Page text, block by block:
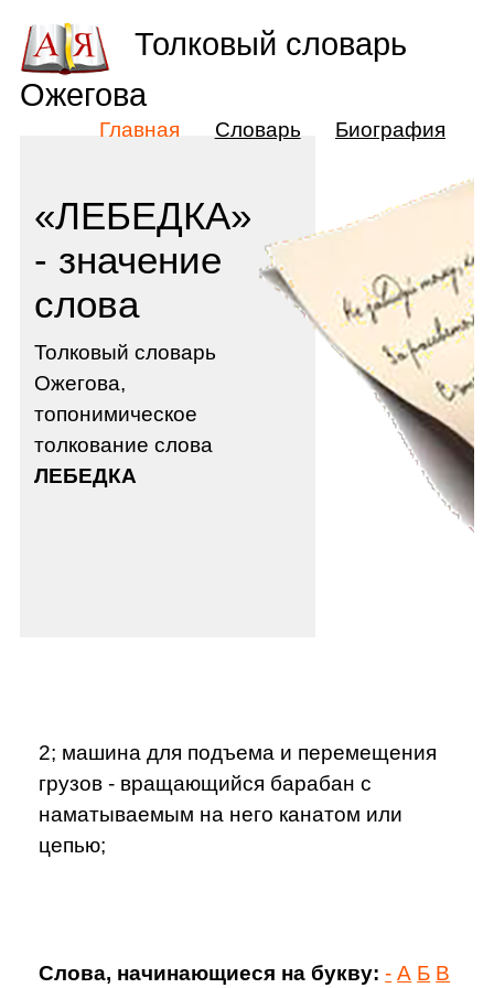
«ЛЕБЕДКА»
- значение
слова
Толковый словарь
Ожегова,
топонимическое
толкование слова
ЛЕБЕДКА
2; машина для подъема и перемещения
грузов - вращающийся барабан с
наматываемым на него канатом или
цепью;
Слова, начинающиеся на букву: - А Б В
Толковый словарь
Ожегова
Главная Словарь Биография